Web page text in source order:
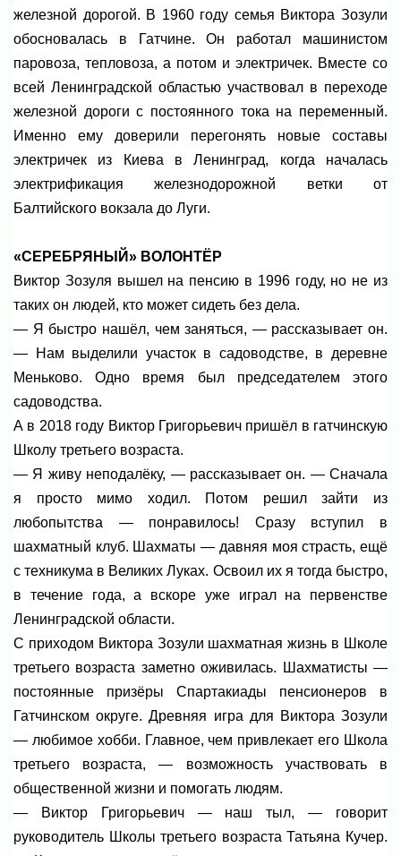
железной дорогой. В 1960 году семья Виктора Зозули
обосновалась в Гатчине. Он работал машинистом
паровоза, тепловоза, а потом и электричек. Вместе со
всей Ленинградской областью участвовал в переходе
железной дороги с постоянного тока на переменный.
Именно ему доверили перегонять новые составы
электричек из Киева в Ленинград, когда началась
электрификация железнодорожной ветки от
Балтийского вокзала до Луги.
«СЕРЕБРЯНЫЙ» ВОЛОНТЁР
Виктор Зозуля вышел на пенсию в 1996 году, но не из
таких он людей, кто может сидеть без дела.
— Я быстро нашёл, чем заняться, — рассказывает он.
— Нам выделили участок в садоводстве, в деревне
Меньково. Одно время был председателем этого
садоводства.
А в 2018 году Виктор Григорьевич пришёл в гатчинскую
Школу третьего возраста.
— Я живу неподалёку, — рассказывает он. — Сначала
я просто мимо ходил. Потом решил зайти из
любопытства — понравилось! Сразу вступил в
шахматный клуб. Шахматы — давняя моя страсть, ещё
с техникума в Великих Луках. Освоил их я тогда быстро,
в течение года, а вскоре уже играл на первенстве
Ленинградской области.
С приходом Виктора Зозули шахматная жизнь в Школе
третьего возраста заметно оживилась. Шахматисты —
постоянные призёры Спартакиады пенсионеров в
Гатчинском округе. Древняя игра для Виктора Зозули
— любимое хобби. Главное, чем привлекает его Школа
третьего возраста, — возможность участвовать в
общественной жизни и помогать людям.
— Виктор Григорьевич — наш тыл, — говорит
руководитель Школы третьего возраста Татьяна Кучер.